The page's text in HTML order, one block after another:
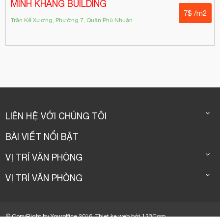
MINH KHANG BUILDING
Trần Kế Xương, Phường 7, Quận Phú Nhuận
7$ /m2
LIÊN HỆ VỚI CHÚNG TÔI
BÀI VIẾT NỔI BẬT
VỊ TRÍ VĂN PHÒNG
VỊ TRÍ VĂN PHÒNG
© CopyRight by Youroffice 2016.Thiet ke webbởi123Corp